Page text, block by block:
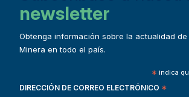
newsletter
Obtenga información sobre la actualidad de
Minera en todo el país.
* indica
DIRECCIÓN DE CORREO ELECTRÓNICO *